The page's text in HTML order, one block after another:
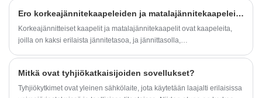
luotettavuus, käyttäjäystävällisyys ja
keskijännitteelle, on asettanut tämän alan
luotettavien ja tehokkaiden ratkaisujen
Ero korkeajännitekaapeleiden ja matalajännitekaapeleiden ja niiden käyttöskenaarioiden välillä
Korkeajännitteiset kaapelit ja matalajännitekaapelit ovat kaapeleita,
joilla on kaksi erilaista jännitetasoa, ja jännittasolla,
Mitkä ovat tyhjiökatkaisijoiden sovellukset?
Tyhjiökytkimet ovat yleinen sähkölaite, jota käytetään laajalti erilaisissa